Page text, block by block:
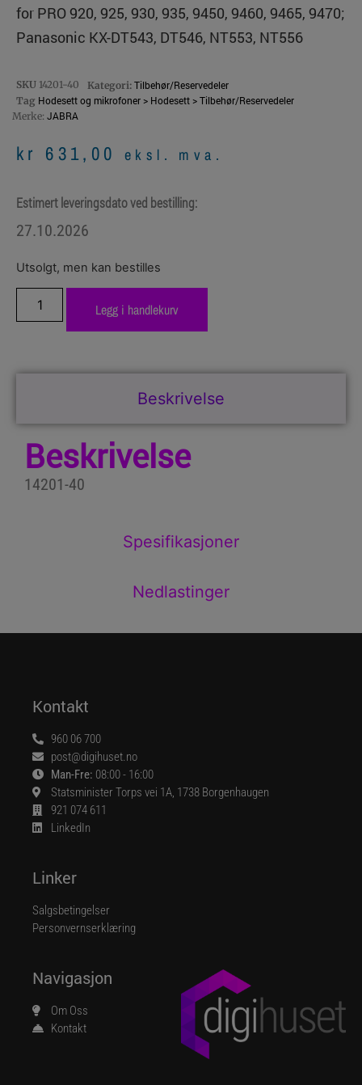
for PRO 920, 925, 930, 935, 9450, 9460, 9465, 9470;
Panasonic KX-DT543, DT546, NT553, NT556
SKU 14201-40 Kategori: Tilbehør/Reservedeler
Tag Hodesett og mikrofoner > Hodesett > Tilbehør/Reservedeler
Merke: JABRA
kr 631,00 eksl. mva.
Estimert leveringsdato ved bestilling:
27.10.2026
Utsolgt, men kan bestilles
Legg i handlekurv
Beskrivelse
Spesifikasjoner
Nedlastinger
Beskrivelse
14201-40
Navigasjon
Om Oss
Kontakt
Linker
Salgsbetingelser
Personvernserklæring
Kontakt
960 06 700
post@digihuset.no
Man-Fre: 08:00 - 16:00
Statsminister Torps vei 1A, 1738 Borgenhaugen
921 074 611
LinkedIn